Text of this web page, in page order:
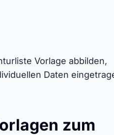
Vorlage abbilden,
Daten
zum